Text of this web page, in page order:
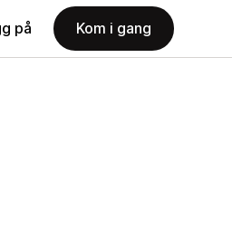
på Kom i gang